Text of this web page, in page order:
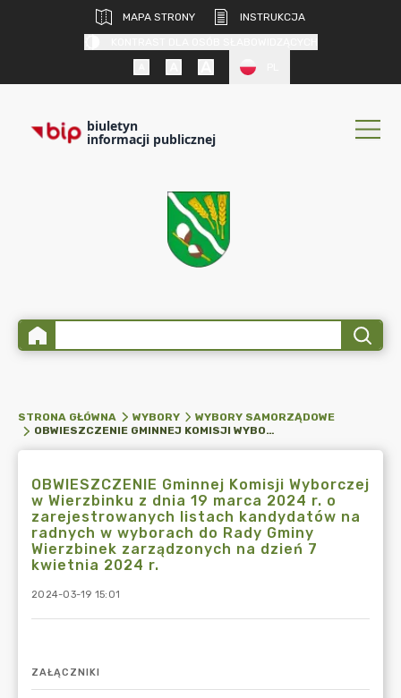
MAPA STRONY
INSTRUKCJA
biuletyn
informacji publicznej
STRONA GŁÓWNA WYBORY
WYBORY SAMORZĄDOWE
OBWIESZCZENIE GMINNEJ KOMISJI WYBORCZEJ W WIERZBINKU Z DNIA 19 MARCA 2024 R. O ZAREJESTROWANYCH LISTACH KANDYDATÓW NA RADNYCH W WYBORACH DO RADY GMINY WIERZBINEK ZARZĄDZONYCH NA DZIEŃ 7 KWIETNIA 2024 R.
OBWIESZCZENIE Gminnej Komisji Wyborczej
w Wierzbinku z dnia 19 marca 2024 r. o
zarejestrowanych listach kandydatów na
radnych w wyborach do Rady Gminy
Wierzbinek zarządzonych na dzień 7
kwietnia 2024 r.
2024-03-19 15:01
ZAŁĄCZNIKI